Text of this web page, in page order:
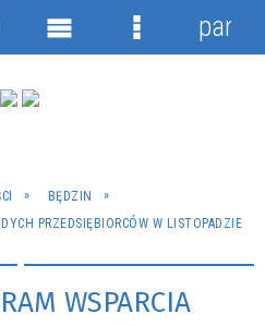
BĘDZIN
PRZEDSIĘBIORCÓW W LISTOPADZIE
WSPARCIA
Menu
Menu
panel